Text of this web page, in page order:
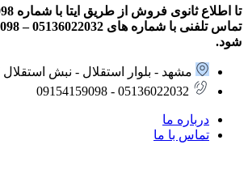
شود.
مشهد - بلوار استقلال - نبش استقلال 7 - پلاک 37
05136022032 - 09154159098
درباره ما
تماس با ما